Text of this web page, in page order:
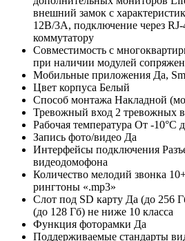
внешний замок с
12В/3А, подключение через
коммутатору
Совместимость с
при наличии модулей
Мобильные приложения Да,
Цвет корпуса Белый
Способ монтажа Накладной
Тревожный вход 2 тревожных
Рабочая температура От -10°С
Запись фото/видео Да
Интерфейсы подключения
видеодомофона
Количество мелодий звонка
рингтоны «.mp3»
Слот под SD карту Да (до 256
(до 128 Гб) не ниже 10 класса
Функция фоторамки Да
Поддерживаемые стандарты